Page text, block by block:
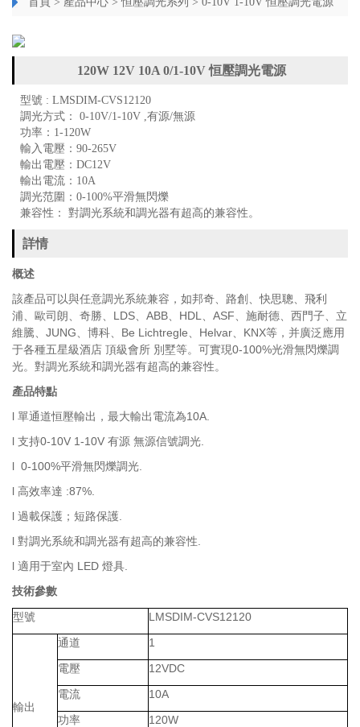
120W 12V 10A 0/1-10V 恒壓調光電源
型號 : LMSDIM-CVS12120
調光方式： 0-10V/1-10V ,有源/無源
功率：1-120W
輸入電壓：90-265V
輸出電壓：DC12V
輸出電流：10A
調光范圍：0-100%平滑無閃爍
兼容性： 對調光系統和調光器有超高的兼容性。
詳情
概述
該產品可以與任意調光系統兼容，如邦奇、路創、快思聰、飛利
浦、歐司朗、奇勝、LDS、ABB、HDL、ASF、施耐德、西門子、立
維騰、JUNG、博科、Be Lichtregle、Helvar、KNX等，并廣泛應用
于各種五星級酒店 頂級會所 別墅等。可實現0-100%光滑無閃爍調
光。對調光系統和調光器有超高的兼容性。
產品特點
l 單通道恒壓輸出，最大輸出電流為10A.
l 支持0-10V 1-10V 有源 無源信號調光.
l 0-100%平滑無閃爍調光.
l 高效率達 :87%.
l 過載保護；短路保護.
l 對調光系統和調光器有超高的兼容性.
l 適用于室內 LED 燈具.
技術參數
型號
LMSDIM-CVS12120
輸出
通道
1
電壓
12VDC
電流
10A
功率
120W